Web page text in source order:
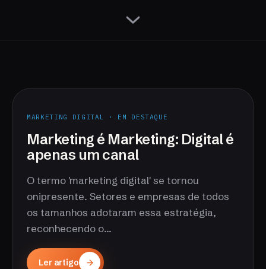
MARKETING DIGITAL · EM DESTAQUE
Marketing é Marketing: Digital é
apenas um canal
O termo 'marketing digital' se tornou
onipresente. Setores e empresas de todos
os tamanhos adotaram essa estratégia,
reconhecendo o...
Ler artigo